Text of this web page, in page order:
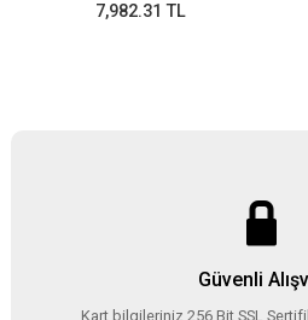
7,982.31 TL
Güvenli
Kart bilgileriniz 256 Bit SSL